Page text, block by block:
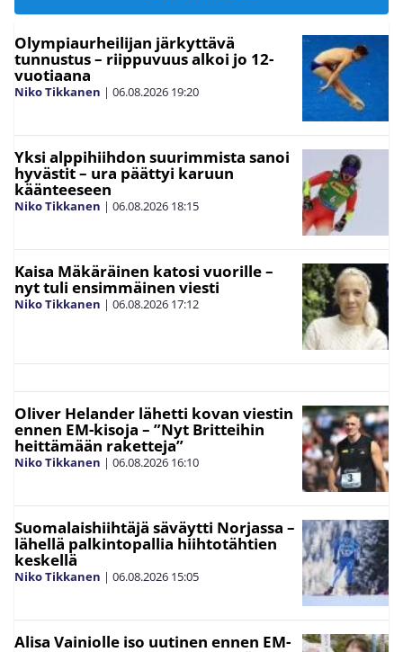
Olympiaurheilijan järkyttävä
tunnustus – riippuvuus alkoi jo 12-
vuotiaana
Niko Tikkanen | 06.08.2026 19:20
Yksi alppihiihdon suurimmista sanoi
hyvästit – ura päättyi karuun
käänteeseen
Niko Tikkanen | 06.08.2026 18:15
Kaisa Mäkäräinen katosi vuorille –
nyt tuli ensimmäinen viesti
Niko Tikkanen | 06.08.2026 17:12
Oliver Helander lähetti kovan viestin
ennen EM-kisoja – ”Nyt Britteihin
heittämään raketteja”
Niko Tikkanen | 06.08.2026 16:10
Suomalaishiihtäjä säväytti Norjassa –
lähellä palkintopallia hiihtotähtien
keskellä
Niko Tikkanen | 06.08.2026 15:05
Alisa Vainiolle iso uutinen ennen EM-